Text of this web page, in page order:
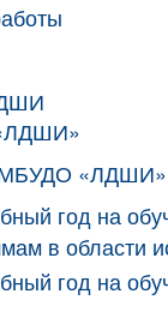
МБУДО «ЛДШИ»
год на
в области
год на